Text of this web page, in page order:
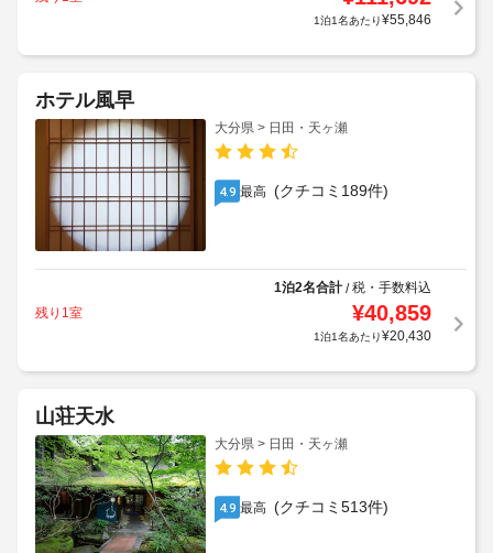
1泊1名あたり¥55,846
ホテル風早
大分県 > 日田・天ヶ瀬
4.9 最高 (クチコミ189件)
1泊2名合計/税・手数料込
残り1室
¥40,859
1泊1名あたり¥20,430
山荘天水
大分県 > 日田・天ヶ瀬
4.9 最高 (クチコミ513件)